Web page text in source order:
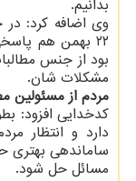
بدانیم.
وی اضافه کرد:
۲۲ بهمن هم
بود از جنس
مشکلات شان.
مردم از مسئولین
کدخدایی افزود:
دارد و انتظار
ساماندهی بهتری
مسائل حل شود.